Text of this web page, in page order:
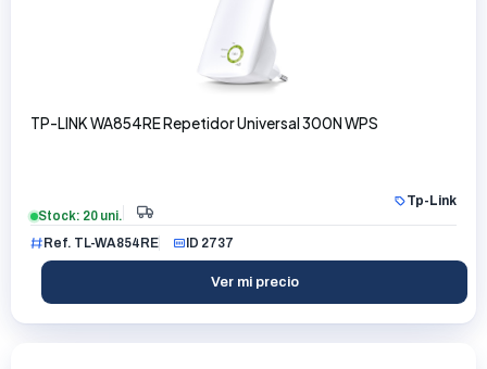
TP-LINK WA854RE Repetidor Universal 300N WPS
Tp-Link
Stock: 20 uni.
Ref. TL-WA854RE
ID 2737
Ver mi precio